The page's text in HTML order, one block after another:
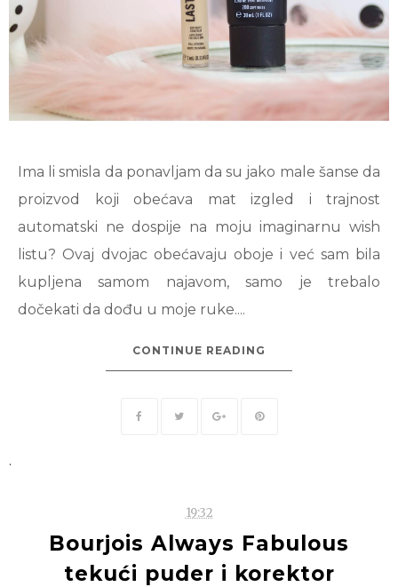
Ima li smisla da ponavljam da su jako male šanse da
proizvod koji obećava mat izgled i trajnost
automatski ne dospije na moju imaginarnu wish
listu? Ovaj dvojac obećavaju oboje i već sam bila
kupljena samom najavom, samo je trebalo
dočekati da dođu u moje ruke....
CONTINUE READING
.
19:32
Bourjois Always Fabulous
tekući puder i korektor